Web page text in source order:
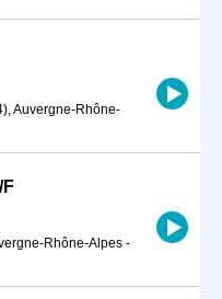
Auvergne-Rhône-
Rhône-Alpes -